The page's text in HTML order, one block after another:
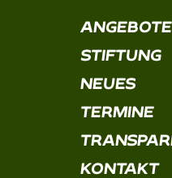
ANGEBOTE
STIFTUNG
NEUES
TERMINE
KONTAKT